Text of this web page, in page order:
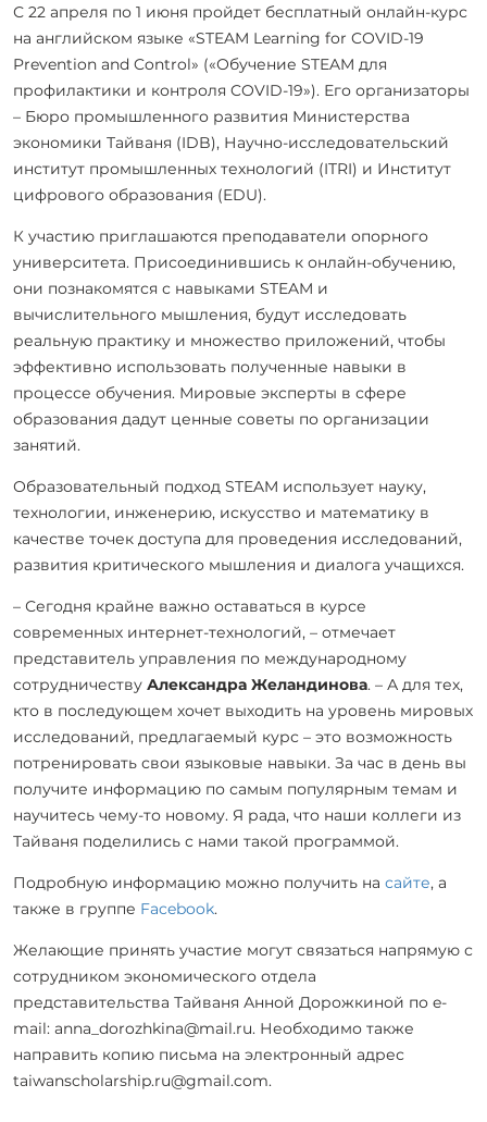
С 22 апреля по 1 июня пройдет бесплатный онлайн-курс
на английском языке «STEAM Learning for COVID-19
Prevention and Control» («Обучение STEAM для
профилактики и контроля COVID-19»). Его организаторы
– Бюро промышленного развития Министерства
экономики Тайваня (IDB), Научно-исследовательский
институт промышленных технологий (ITRI) и Институт
цифрового образования (EDU).
К участию приглашаются преподаватели опорного
университета. Присоединившись к онлайн-обучению,
они познакомятся с навыками STEAM и
вычислительного мышления, будут исследовать
реальную практику и множество приложений, чтобы
эффективно использовать полученные навыки в
процессе обучения. Мировые эксперты в сфере
образования дадут ценные советы по организации
занятий.
Образовательный подход STEAM использует науку,
технологии, инженерию, искусство и математику в
качестве точек доступа для проведения исследований,
развития критического мышления и диалога учащихся.
– Сегодня крайне важно оставаться в курсе
современных интернет-технологий, – отмечает
представитель управления по международному
сотрудничеству Александра Желандинова. – А для тех,
кто в последующем хочет выходить на уровень мировых
исследований, предлагаемый курс – это возможность
потренировать свои языковые навыки. За час в день вы
получите информацию по самым популярным темам и
научитесь чему-то новому. Я рада, что наши коллеги из
Тайваня поделились с нами такой программой.
Подробную информацию можно получить на сайте, а
также в группе Facebook.
Желающие принять участие могут связаться напрямую с
сотрудником экономического отдела
представительства Тайваня Анной Дорожкиной по e-
mail: anna_dorozhkina@mail.ru. Необходимо также
направить копию письма на электронный адрес
taiwanscholarship.ru@gmail.com.